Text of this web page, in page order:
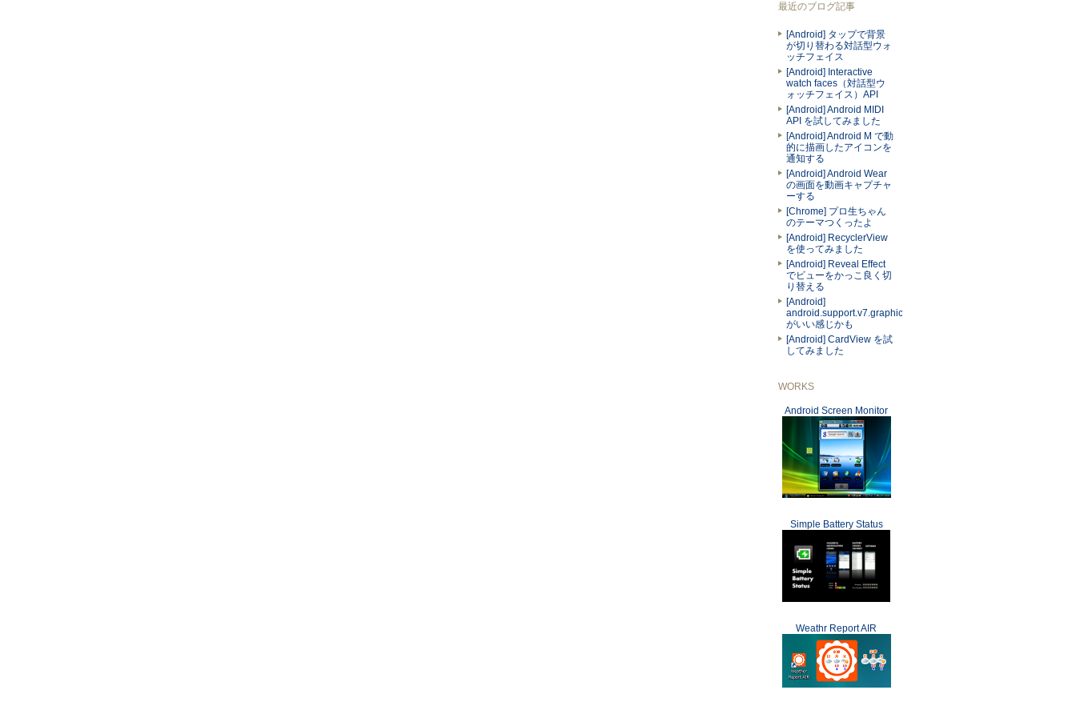
最近のブログ記事
[Android] タップで背景
が切り替わる対話型ウォ
ッチフェイス
[Android] Interactive
watch faces（対話型ウ
ォッチフェイス）API
[Android] Android MIDI
API を試してみました
[Android] Android M で動
的に描画したアイコンを
通知する
[Android] Android Wear
の画面を動画キャプチャ
ーする
[Chrome] プロ生ちゃん
のテーマつくったよ
[Android] RecyclerView
を使ってみました
[Android] Reveal Effect
でビューをかっこ良く切
り替える
[Android]
android.support.v7.graphics.Palette
がいい感じかも
[Android] CardView を試
してみました
WORKS
Android Screen Monitor
Simple Battery Status
Weathr Report AIR